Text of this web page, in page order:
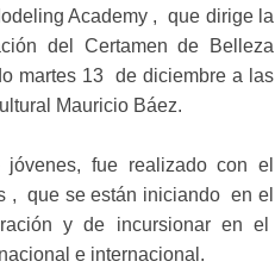
Academy , que dirige la
del Certamen de Belleza
martes 13 de diciembre a las
Mauricio Báez.
fue realizado con el
, que se están iniciando en el
y de incursionar en el
e internacional.